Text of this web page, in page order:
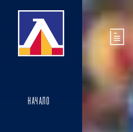
НАЧАЛО